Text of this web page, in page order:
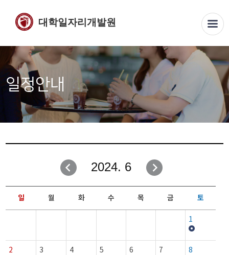
대학일자리개발원
일정안내
2024. 6
일 월 화 수 목 금 토
1
2 3 4 5 6 7 8